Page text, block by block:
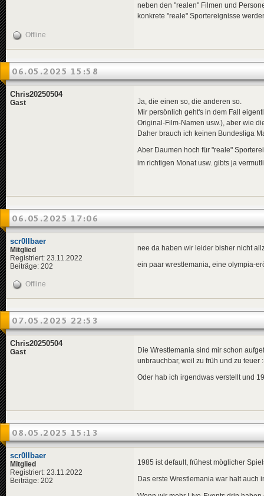
neben den "realen" Filmen und
konkrete "reale" Sportereignisse
Offline
06.05.2025 15:58
Chris20250504
Gast
Ja, die einen so, die anderen so.
Mir persönlich geht's in dem Fall
Original-Film-Namen usw.), aber wie
Daher brauch ich keinen Bundesliga
Aber Daumen hoch für "reale"
im richtigen Monat usw. gibts ja
06.05.2025 17:06
scr0llbaer
Mitglied
Registriert: 23.11.2022
Beiträge: 202
nee da haben wir leider bisher nicht
ein paar wrestlemania, eine olympia-
Offline
07.05.2025 22:53
Chris20250504
Gast
Die Wrestlemania sind mir schon
unbrauchbar, weil zu früh und zu teuer
Oder hab ich irgendwas verstellt und
08.05.2025 15:13
scr0llbaer
Mitglied
Registriert: 23.11.2022
Beiträge: 202
1985 ist default, frühest möglicher
Das erste Wrestlemania war halt auch